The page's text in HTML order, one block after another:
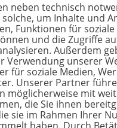
neben technisch
um Inhalte und
Funktionen für soziale
und die Zugriffe
Außerdem
Verwendung unserer
für soziale Medien,
Unserer Partner
möglicherweise mit
die Sie ihnen
sie im Rahmen Ihrer